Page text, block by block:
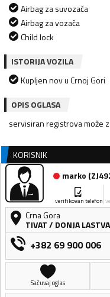
Airbag za suvozača
Airbag za vozača
Child lock
ISTORIJA VOZILA
Kupljen nov u Crnoj Gori
OPIS OGLASA
servisiran registrova može
KORISNIK
marko (
verifikovan telefon
Crna Gora
TIVAT/ DONJA LASTVA
+382 69 900 006
Sačuvaj oglas